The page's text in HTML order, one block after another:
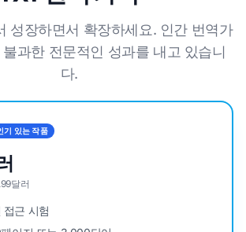
성장하면서 확장하세요. 인간 번역가
과한 전문적인 성과를 내고 있습니
다.
기 있는 작품
달러
근 시험